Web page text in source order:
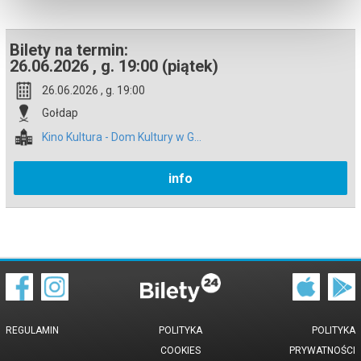
Bilety na termin:
26.06.2026 , g. 19:00 (piątek)
26.06.2026 , g. 19:00
Gołdap
Kino Kultura - Dom Kultury w G...
info
REGULAMIN
POLITYKA
PRYWATNOŚCI
POLITYKA
COOKIES